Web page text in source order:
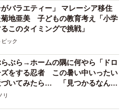
がバラエティー」 マレーシア移住
菊地亜美 子どもの教育考え「小学
このタイミングで挑戦」
ピック
ぶら→ホームの隅に何やら「ドロ
ズをする忍者 この暑い中いったい
いてみたら… 「見つかるなんて
リ